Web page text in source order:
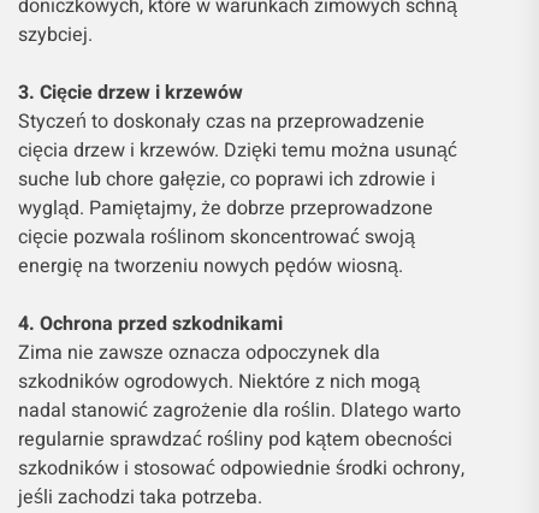
szybciej.
3. Cięcie drzew i krzewów
Styczeń to doskonały czas na przeprowadzenie
cięcia drzew i krzewów. Dzięki temu można usunąć
suche lub chore gałęzie, co poprawi ich zdrowie i
wygląd. Pamiętajmy, że dobrze przeprowadzone
cięcie pozwala roślinom skoncentrować swoją
energię na tworzeniu nowych pędów wiosną.
4. Ochrona przed szkodnikami
Zima nie zawsze oznacza odpoczynek dla
szkodników ogrodowych. Niektóre z nich mogą
nadal stanowić zagrożenie dla roślin. Dlatego warto
regularnie sprawdzać rośliny pod kątem obecności
szkodników i stosować odpowiednie środki ochrony,
jeśli zachodzi taka potrzeba.